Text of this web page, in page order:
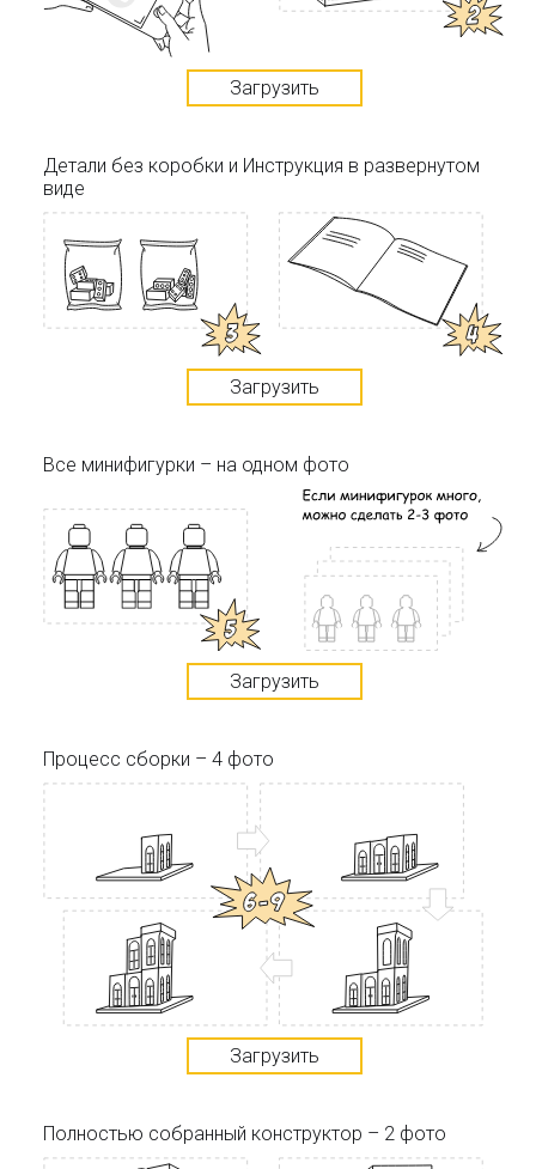
Загрузить
Детали без коробки и Инструкция в развернутом
виде
Загрузить
Все минифигурки – на одном фото
Загрузить
Процесс сборки – 4 фото
Загрузить
Полностью собранный конструктор – 2 фото